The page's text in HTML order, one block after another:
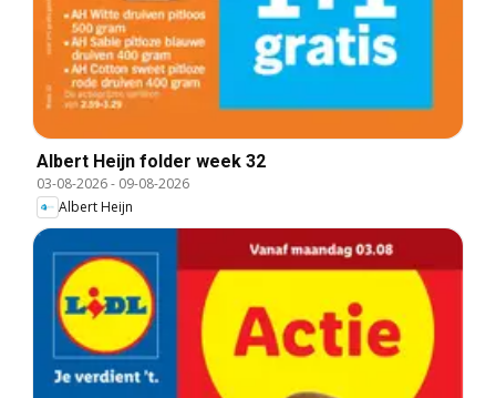
Albert Heijn folder week 32
03-08-2026- 09-08-2026
Albert Heijn